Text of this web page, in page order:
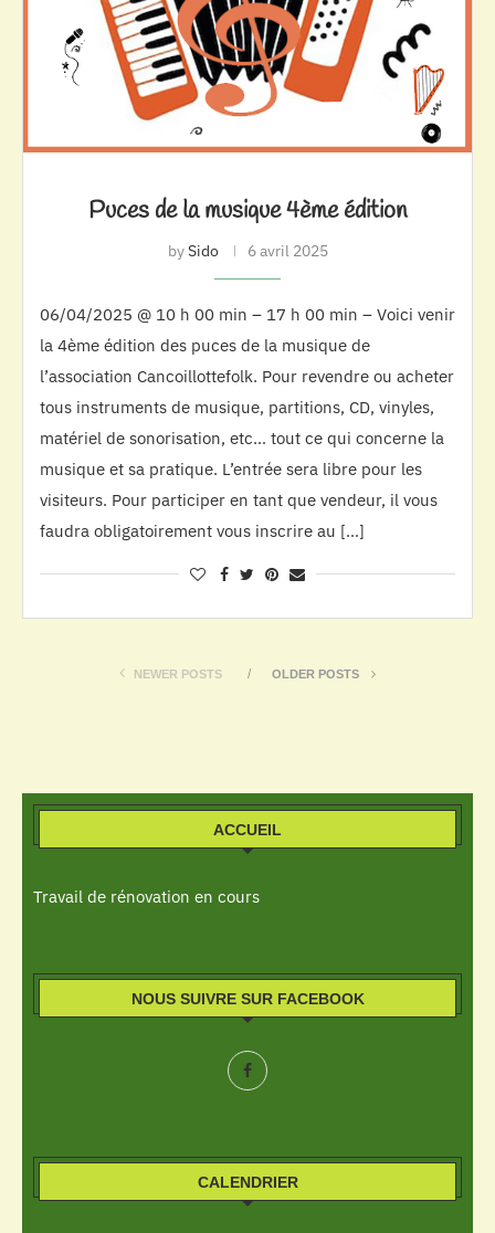
Puces de la musique 4ème édition
bySido 6 avril 2025
06/04/2025 @ 10 h 00 min – 17 h 00 min – Voici venir
la 4ème édition des puces de la musique de
l’association Cancoillottefolk. Pour revendre ou acheter
tous instruments de musique, partitions, CD, vinyles,
matériel de sonorisation, etc… tout ce qui concerne la
musique et sa pratique. L’entrée sera libre pour les
visiteurs. Pour participer en tant que vendeur, il vous
faudra obligatoirement vous inscrire au […]
NEWER POSTS OLDER POSTS
ACCUEIL
Travail de rénovation en cours
NOUS SUIVRE SUR FACEBOOK
CALENDRIER